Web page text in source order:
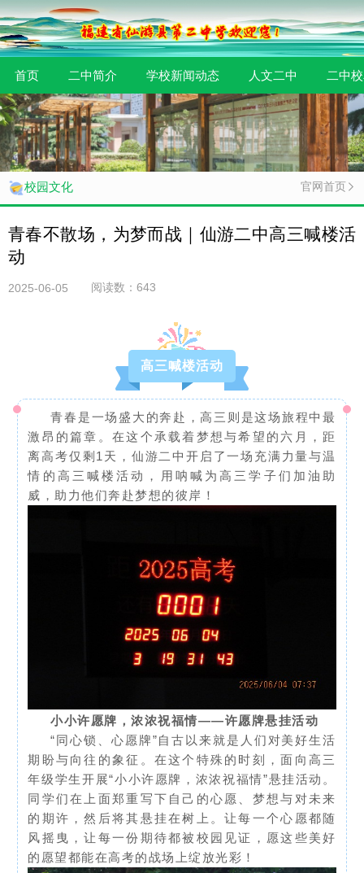
首页 二中简介 学校新闻动态 人文二中 二中
校园文化 官网首页
青春不散场，为梦而战｜仙游二中高三喊楼活
动
2025-06-05 阅读数： 643
高三喊楼活动
青春是一场盛大的奔赴，高三则是这场旅程中最
激昂的篇章。在这个承载着梦想与希望的六月，距
离高考仅剩1天，仙游二中开启了一场充满力量与温
情的高三喊楼活动，用呐喊为高三学子们加油助
威，助力他们奔赴梦想的彼岸！
小小许愿牌，浓浓祝福情——许愿牌悬挂活动
“同心锁、心愿牌”自古以来就是人们对美好生活
期盼与向往的象征。在这个特殊的时刻，面向高三
年级学生开展“小小许愿牌，浓浓祝福情”悬挂活动。
同学们在上面郑重写下自己的心愿、梦想与对未来
的期许，然后将其悬挂在树上。让每一个心愿都随
风摇曳，让每一份期待都被校园见证，愿这些美好
的愿望都能在高考的战场上绽放光彩！